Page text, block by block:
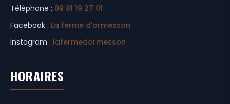
Téléphone : 09 81 19 27 01
Facebook : La ferme d'ormesson
Instagram : lafermedormesson
HORAIRES